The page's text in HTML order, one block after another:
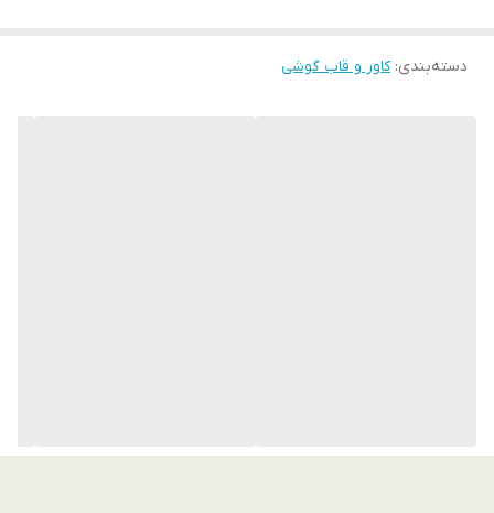
پوشش کامل لبه‌ها و پشت گوشی
دسته‌بندی:کاور و قاب گوشی